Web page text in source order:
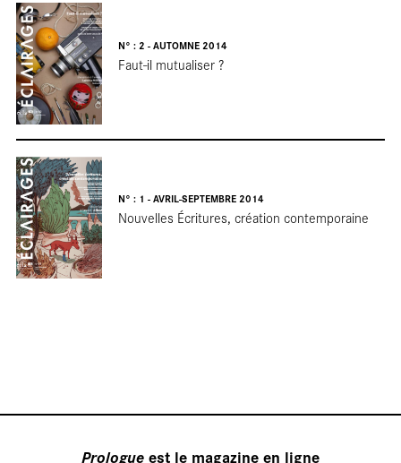
N° : 2 - AUTOMNE 2014
Faut-il mutualiser ?
N° : 1 - AVRIL-SEPTEMBRE 2014
Nouvelles Écritures, création contemporaine
Prologue est le magazine en ligne